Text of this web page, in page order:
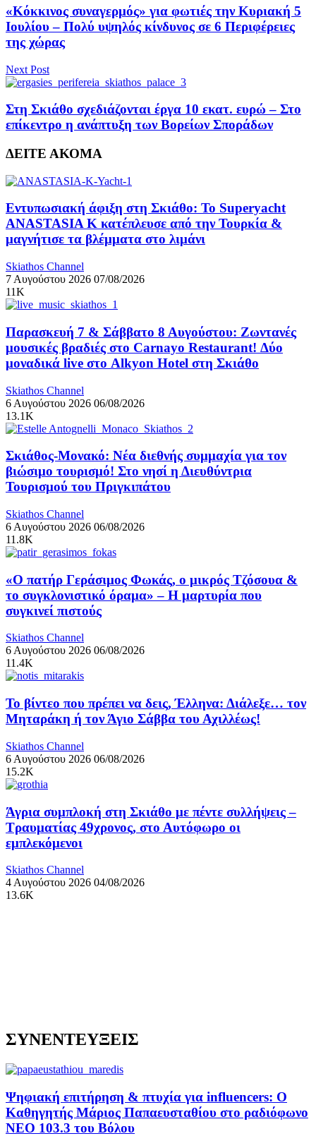
«Κόκκινος συναγερμός» για φωτιές την Κυριακή 5
Ιουλίου – Πολύ υψηλός κίνδυνος σε 6 Περιφέρειες
της χώρας
Next Post
Στη Σκιάθο σχεδιάζονται έργα 10 εκατ. ευρώ – Στο
επίκεντρο η ανάπτυξη των Βορείων Σποράδων
ΔΕΙΤΕ ΑΚΟΜΑ
Εντυπωσιακή άφιξη στη Σκιάθο: Το Superyacht
ANASTASIA K κατέπλευσε από την Τουρκία &
μαγνήτισε τα βλέμματα στο λιμάνι
Skiathos Channel
7 Αυγούστου 2026 07/08/2026
11K
Παρασκευή 7 & Σάββατο 8 Αυγούστου: Ζωντανές
μουσικές βραδιές στο Carnayo Restaurant! Δύο
μοναδικά live στο Alkyon Hotel στη Σκιάθο
Skiathos Channel
6 Αυγούστου 2026 06/08/2026
13.1K
Σκιάθος-Μονακό: Νέα διεθνής συμμαχία για τον
βιώσιμο τουρισμό! Στο νησί η Διευθύντρια
Τουρισμού του Πριγκιπάτου
Skiathos Channel
6 Αυγούστου 2026 06/08/2026
11.8K
«Ο πατήρ Γεράσιμος Φωκάς, ο μικρός Τζόσουα &
το συγκλονιστικό όραμα» – Η μαρτυρία που
συγκινεί πιστούς
Skiathos Channel
6 Αυγούστου 2026 06/08/2026
11.4K
Το βίντεο που πρέπει να δεις, Έλληνα: Διάλεξε… τον
Μηταράκη ή τον Άγιο Σάββα του Αχιλλέως!
Skiathos Channel
6 Αυγούστου 2026 06/08/2026
15.2K
Άγρια συμπλοκή στη Σκιάθο με πέντε συλλήψεις –
Τραυματίας 49χρονος, στο Αυτόφωρο οι
εμπλεκόμενοι
Skiathos Channel
4 Αυγούστου 2026 04/08/2026
13.6K
ΣΥΝΕΝΤΕΥΞΕΙΣ
Ψηφιακή επιτήρηση & πτυχία για influencers: Ο
Καθηγητής Μάριος Παπαευσταθίου στο ραδιόφωνο
NEO 103.3 του Βόλου